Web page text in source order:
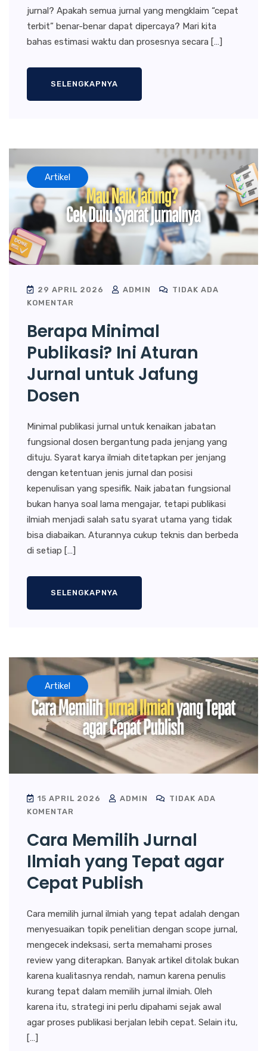
jurnal? Apakah semua jurnal yang mengklaim “cepat
terbit” benar-benar dapat dipercaya? Mari kita
bahas estimasi waktu dan prosesnya secara […]
SELENGKAPNYA
Artikel
29 APRIL 2026 ADMIN
TIDAK ADA
KOMENTAR
Berapa Minimal
Publikasi? Ini Aturan
Jurnal untuk Jafung
Dosen
Minimal publikasi jurnal untuk kenaikan jabatan
fungsional dosen bergantung pada jenjang yang
dituju. Syarat karya ilmiah ditetapkan per jenjang
dengan ketentuan jenis jurnal dan posisi
kepenulisan yang spesifik. Naik jabatan fungsional
bukan hanya soal lama mengajar, tetapi publikasi
ilmiah menjadi salah satu syarat utama yang tidak
bisa diabaikan. Aturannya cukup teknis dan berbeda
di setiap […]
SELENGKAPNYA
Artikel
15 APRIL 2026 ADMIN
TIDAK ADA
KOMENTAR
Cara Memilih Jurnal
Ilmiah yang Tepat agar
Cepat Publish
Cara memilih jurnal ilmiah yang tepat adalah dengan
menyesuaikan topik penelitian dengan scope jurnal,
mengecek indeksasi, serta memahami proses
review yang diterapkan. Banyak artikel ditolak bukan
karena kualitasnya rendah, namun karena penulis
kurang tepat dalam memilih jurnal ilmiah. Oleh
karena itu, strategi ini perlu dipahami sejak awal
agar proses publikasi berjalan lebih cepat. Selain itu,
[…]